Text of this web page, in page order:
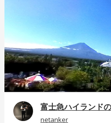
富士急ハイランド
netanker